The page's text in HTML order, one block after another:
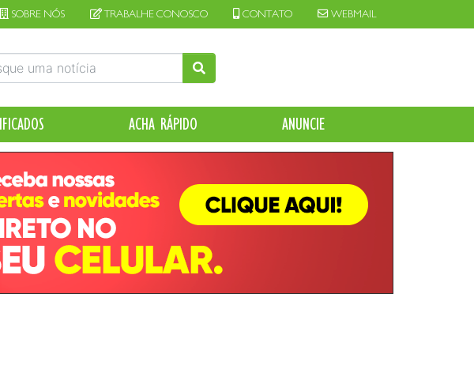
SOBRE NÓS TRABALHE CONOSCO CONTATO WEBMAIL
ACHA RÁPIDO ANUNCIE